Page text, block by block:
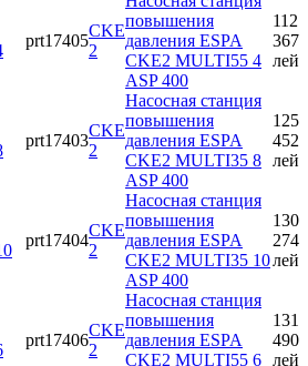
prt17405
CKE
2
повышения
давления ESPA
CKE2 MULTI55 4
ASP 400
112
367
лей
prt17403
CKE
2
Насосная станция
повышения
давления ESPA
CKE2 MULTI35 8
ASP 400
125
452
лей
prt17404
CKE
2
Насосная станция
повышения
давления ESPA
CKE2 MULTI35 10
ASP 400
130
274
лей
prt17406
CKE
2
Насосная станция
повышения
давления ESPA
CKE2 MULTI55 6
131
490
лей